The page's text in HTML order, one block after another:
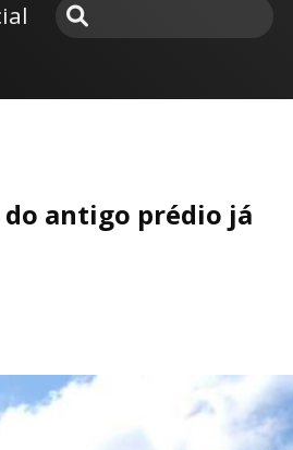
do antigo prédio já